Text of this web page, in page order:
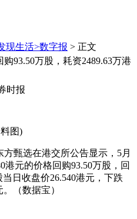
现生活>数字报 > 正文
93.50万股，耗资2489.63万港
时报
图)
甄选在港交所公告显示，5月
港元的价格回购93.50万股，回
日收盘价26.540港元，下跌
（数据宝）